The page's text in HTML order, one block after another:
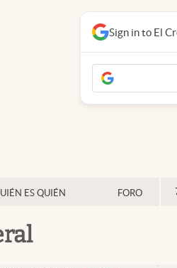
ES QUIÉN FORO
Sign in to El